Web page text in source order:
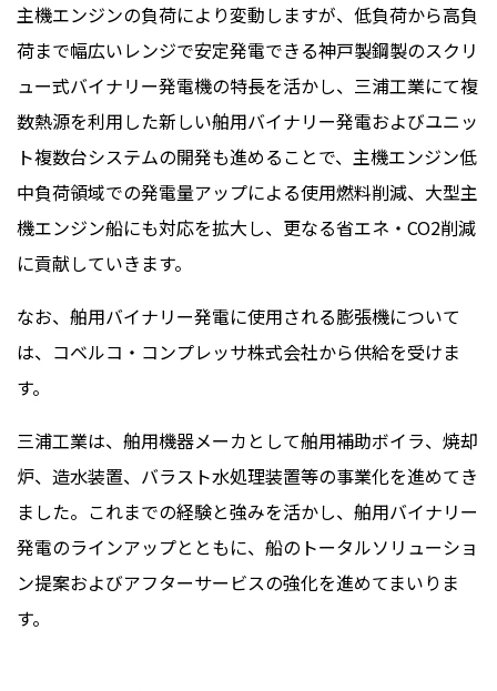
主機エンジンの負荷により変動しますが、低負荷から高負
荷まで幅広いレンジで安定発電できる神戸製鋼製のスクリ
ュー式バイナリー発電機の特長を活かし、三浦工業にて複
数熱源を利用した新しい舶用バイナリー発電およびユニッ
ト複数台システムの開発も進めることで、主機エンジン低
中負荷領域での発電量アップによる使用燃料削減、大型主
機エンジン船にも対応を拡大し、更なる省エネ・CO2削減
に貢献していきます。
なお、舶用バイナリー発電に使用される膨張機について
は、コベルコ・コンプレッサ株式会社から供給を受けま
す。
三浦工業は、舶用機器メーカとして舶用補助ボイラ、焼却
炉、造水装置、バラスト水処理装置等の事業化を進めてき
ました。これまでの経験と強みを活かし、舶用バイナリー
発電のラインアップとともに、船のトータルソリューショ
ン提案およびアフターサービスの強化を進めてまいりま
す。